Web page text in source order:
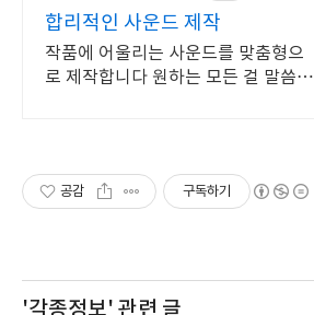
합리적인 사운드 제작
작품에 어울리는 사운드를 맞춤형으
로 제작합니다 원하는 모든 걸 말씀해
공감 구독하기
'각종정보' 관련 글